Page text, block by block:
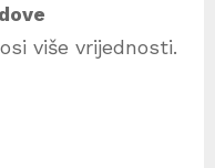
više vrijednosti.